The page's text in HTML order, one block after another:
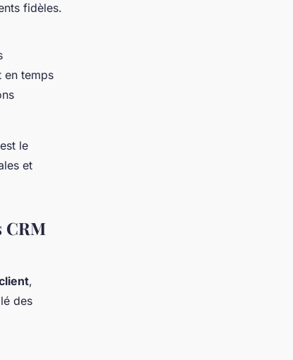
fidèles.
en temps
le
et
CRM
,
des